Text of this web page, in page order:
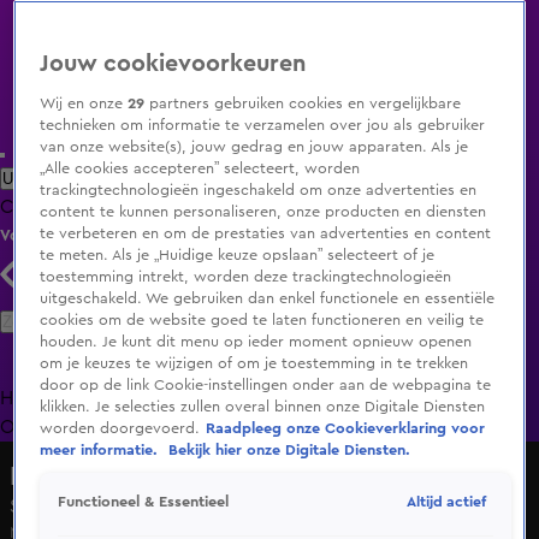
Uitzending Gemist Populaire programma's Zenders Genres
ClipsFilmsRadioSmart TV inlogShop
Volg KIJK
Zoeken
HomeUitzending Gemist Programma's De Bondgenoten
OranjezomerLivestreamsShop
Straat Alblasserdam vol dichtgetimmerde 'spookhuizen'
Ma 18 mei, 22:35
Jouw cookievoorkeuren
Wij en onze29 partners gebruiken cookies en vergelijkbare
technieken om informatie te verzamelen over jou als gebruiker
van onze website(s), jouw gedrag en jouw apparaten. Als je
„Alle cookies accepteren” selecteert, worden
trackingtechnologieën ingeschakeld om onze advertenties en
content te kunnen personaliseren, onze producten en diensten
te verbeteren en om de prestaties van advertenties en content
te meten. Als je „Huidige keuze opslaan” selecteert of je
toestemming intrekt, worden deze trackingtechnologieën
uitgeschakeld. We gebruiken dan enkel functionele en essentiële
cookies om de website goed te laten functioneren en veilig te
houden. Je kunt dit menu op ieder moment opnieuw openen
om je keuzes te wijzigen of om je toestemming in te trekken
door op de link Cookie-instellingen onder aan de webpagina te
klikken. Je selecties zullen overal binnen onze Digitale Diensten
worden doorgevoerd.
Raadpleeg onze Cookieverklaring voor
meer informatie.
Bekijk hier onze Digitale Diensten.
Functioneel & Essentieel Altijd actief